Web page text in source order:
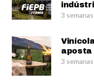
3
aposta
3